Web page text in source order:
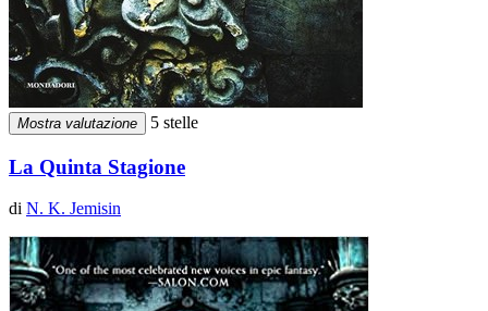
Mostra valutazione 5 stelle
La Quinta Stagione
di N. K. Jemisin